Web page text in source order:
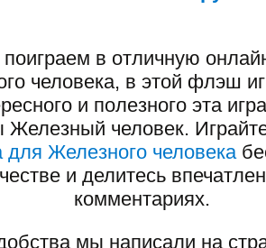
в отличную
человека, в этой флэш
и полезного эта
Железный человек.
Железного человека
и делитесь
комментариях.
мы написали на